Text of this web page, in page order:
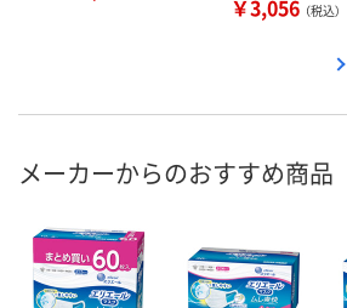
￥3,056 （税込）
メーカーからのおすすめ商品